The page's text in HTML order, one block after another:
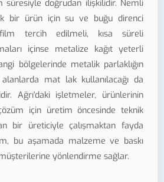
süresiyle doğrudan ilişkilidir. Nemli
bir ürün için su ve buğu direnci
tercih edilmeli, kısa süreli
içinse metalize kağıt yeterli
bölgelerinde metalik parlaklığın
alanlarda mat lak kullanılacağı da
Ağrı'daki işletmeler, ürünlerinin
için üretim öncesinde teknik
bir üreticiyle çalışmaktan fayda
bu aşamada malzeme ve baskı
yönlendirme sağlar.